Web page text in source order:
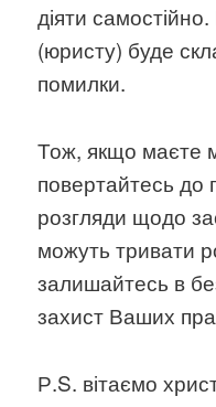
діяти
(юристу) буде
помилки.
Тож, якщо маєте
повертайтесь до
розгляди щодо
можуть тривати
залишайтесь в
захист Ваших
Р.S. вітаємо